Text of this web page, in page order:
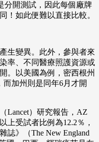
分開測試，因此每個廠牌
！如此便難以直接比較。
生變異。此外，參與者來
率、不同醫療照護資源或
。以美國為例，密西根州
而加州則是同年6月才開
Lancet）研究報告，AZ
上受試者比例為12.2％，
誌》（The New England